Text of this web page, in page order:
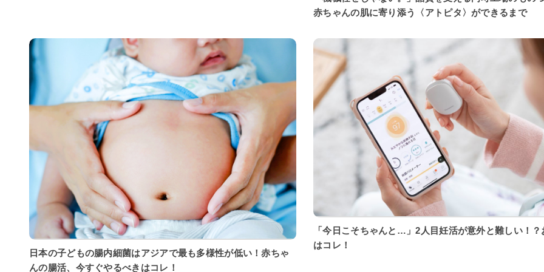
赤ちゃんの肌に寄り添う〈アトピタ〉ができるまで
日本の子どもの腸内細菌はアジアで最も多様性が低い！赤ちゃ
んの腸活、今すぐやるべきはコレ！
「今日こそちゃんと…」2人目妊活が意外と難しい！？
はコレ！